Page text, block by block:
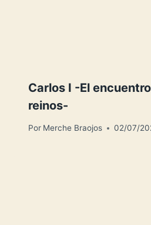
Carlos I -El
reinos-
Por Merche Braojos 02/07/